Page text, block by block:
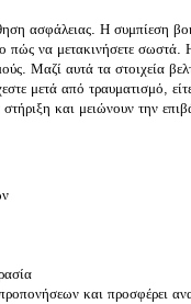
ασφάλειας. Η συμπίεση
να μετακινήσετε σωστά.
Μαζί αυτά τα στοιχεία
μετά από τραυματισμό,
στήριξη και μειώνουν την
και προσφέρει